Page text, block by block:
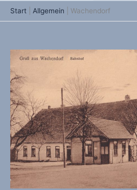
Start Allgemein Wachendorf